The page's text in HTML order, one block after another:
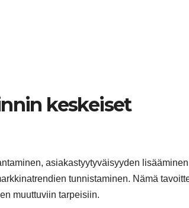
keskeiset
asiakastyytyväisyyden
tunnistaminen. Nämä
muuttuviin tarpeisiin.